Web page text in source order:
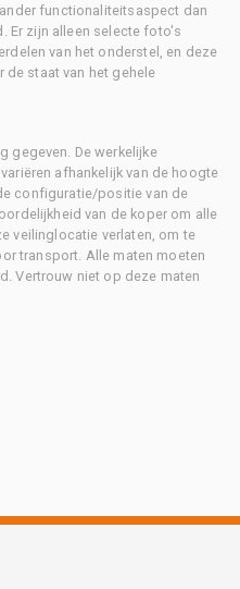
functionaliteitsaspect dan
Er zijn alleen selecte foto's
van het onderstel, en deze
staat van het gehele
gegeven. De werkelijke
afhankelijk van de hoogte
configuratie/positie van de
van de koper om alle
veilinglocatie verlaten, om te
transport. Alle maten moeten
Vertrouw niet op deze maten